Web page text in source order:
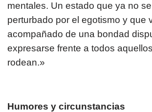
mentales. Un estado que ya no
perturbado por el egotismo y que
acompañado de una bondad
expresarse frente a todos
rodean.»
Humores y circunstancias